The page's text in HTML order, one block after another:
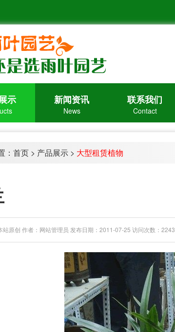
示 新闻资讯
News
联系我们
Contact
： 首页> 产品展示> 大型租赁植物
站原创 作者：网站管理员 发布日期：2011-07-25 访问次数：2243